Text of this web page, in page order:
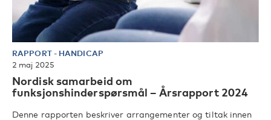
RAPPORT- HANDICAP
2 maj 2025
Nordisk samarbeid om
funksjonshinderspørsmål – Årsrapport 2024
Denne rapporten beskriver arrangementer og tiltak innen